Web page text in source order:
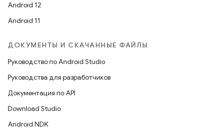
Android 12
Android 11
ДОКУМЕНТЫ И СКАЧАННЫЕ ФАЙЛЫ
Руководство по Android Studio
Руководства для разработчиков
Документация по API
Download Studio
Android NDK